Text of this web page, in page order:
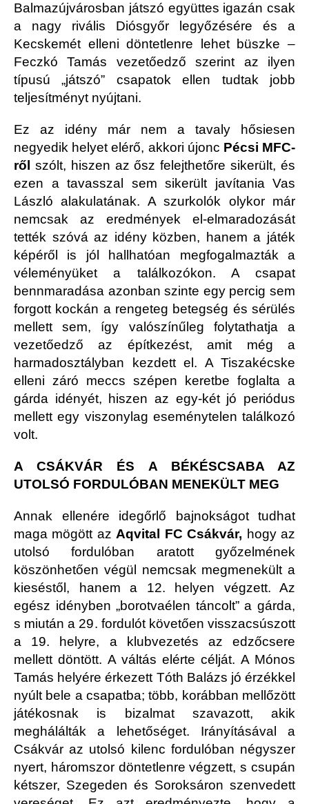
Balmazújvárosban játszó együttes igazán csak
a nagy rivális Diósgyőr legyőzésére és a
Kecskemét elleni döntetlenre lehet büszke –
Feczkó Tamás vezetőedző szerint az ilyen
típusú „játszó” csapatok ellen tudtak jobb
teljesítményt nyújtani.
Ez az idény már nem a tavaly hősiesen
negyedik helyet elérő, akkori újonc Pécsi MFC-
ről szólt, hiszen az ősz felejthetőre sikerült, és
ezen a tavasszal sem sikerült javítania Vas
László alakulatának. A szurkolók olykor már
nemcsak az eredmények el-elmaradozását
tették szóvá az idény közben, hanem a játék
képéről is jól hallhatóan megfogalmazták a
véleményüket a találkozókon. A csapat
bennmaradása azonban szinte egy percig sem
forgott kockán a rengeteg betegség és sérülés
mellett sem, így valószínűleg folytathatja a
vezetőedző az építkezést, amit még a
harmadosztályban kezdett el. A Tiszakécske
elleni záró meccs szépen keretbe foglalta a
gárda idényét, hiszen az egy-két jó periódus
mellett egy viszonylag eseménytelen találkozó
volt.
A CSÁKVÁR ÉS A BÉKÉSCSABA AZ
UTOLSÓ FORDULÓBAN MENEKÜLT MEG
Annak ellenére idegőrlő bajnokságot tudhat
maga mögött azAqvital FC Csákvár, hogy az
utolsó fordulóban aratott győzelmének
köszönhetően végül nemcsak megmenekült a
kieséstől, hanem a 12. helyen végzett. Az
egész idényben „borotvaélen táncolt” a gárda,
s miután a 29. fordulót követően visszacsúszott
a 19. helyre, a klubvezetés az edzőcsere
mellett döntött. A váltás elérte célját. A Mónos
Tamás helyére érkezett Tóth Balázs jó érzékkel
nyúlt bele a csapatba; több, korábban mellőzött
játékosnak is bizalmat szavazott, akik
meghálálták a lehetőséget. Irányításával a
Csákvár az utolsó kilenc fordulóban négyszer
nyert, háromszor döntetlenre végzett, s csupán
kétszer, Szegeden és Soroksáron szenvedett